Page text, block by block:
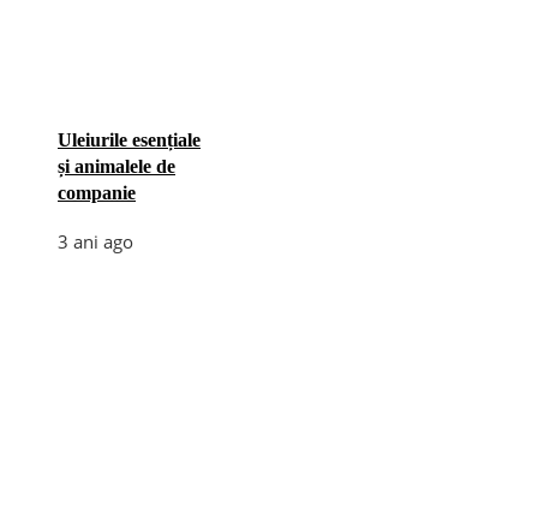
Uleiurile esențiale
și animalele de
companie
3 ani ago